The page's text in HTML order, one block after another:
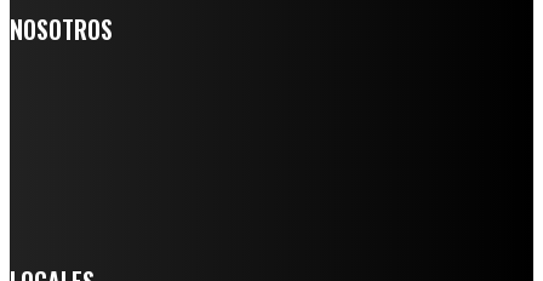
NOSOTROS